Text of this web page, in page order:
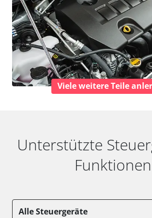
Viele weitere Teile
Unterstützte
Funktionen
Alle Steuergeräte